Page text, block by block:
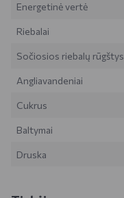
Energetinė vertė
Riebalai
Sočiosios riebalų rūgštys
Angliavandeniai
Cukrus
Baltymai
Druska